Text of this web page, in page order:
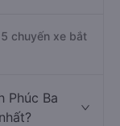
chuyến xe bắt
Phúc Ba